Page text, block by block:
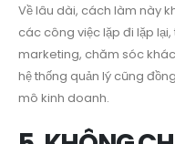
Về lâu dài, cách làm này
các công việc lặp đi lặp
marketing, chăm sóc
hệ thống quản lý cũng
mô kinh doanh.